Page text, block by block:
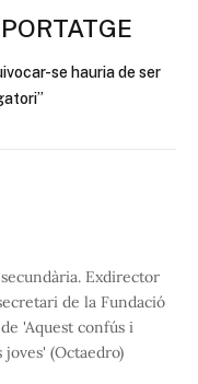
se hauria de ser
Exdirector
de la Fundació
'Aquest confús i
(Octaedro)